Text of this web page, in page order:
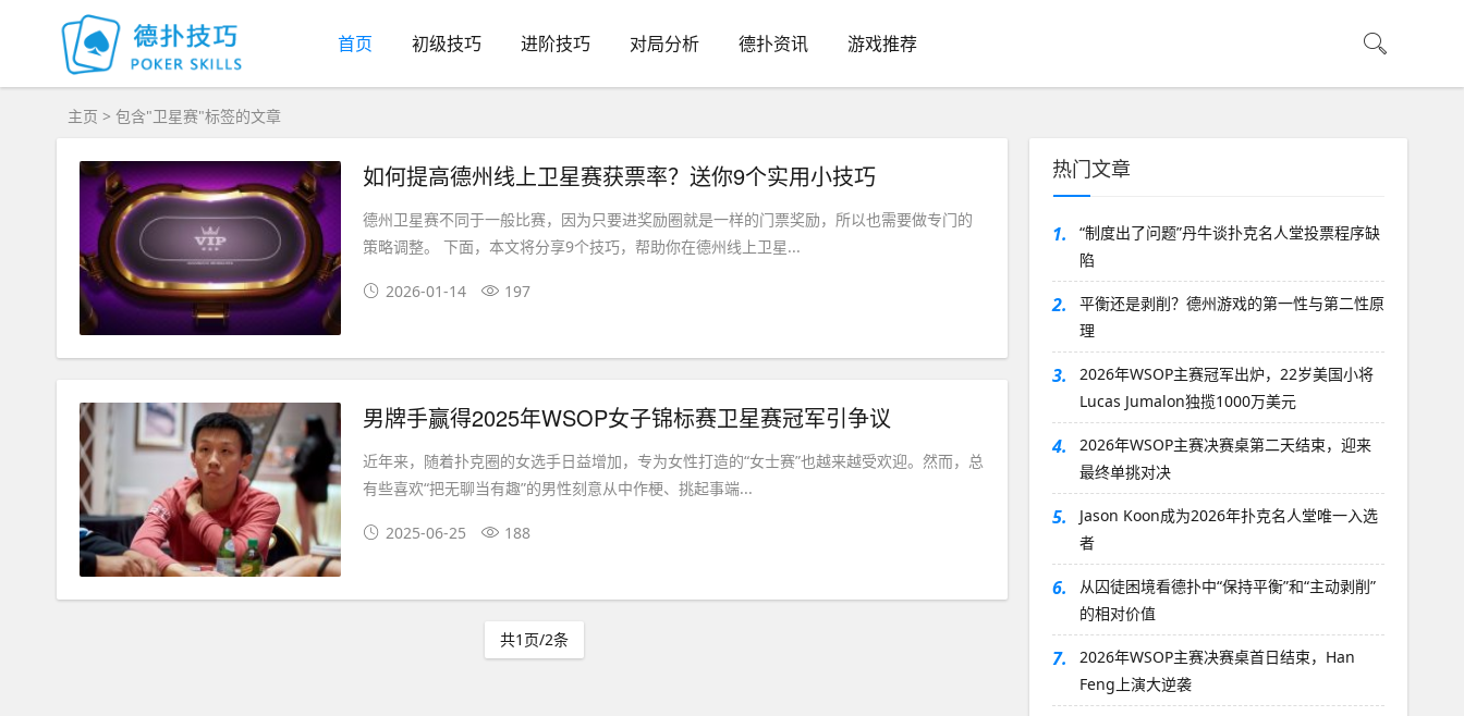
首页 初级技巧 进阶技巧 对局分析 德扑资讯 游戏推荐
主页 > 包含"卫星赛"标签的文章
如何提高德州线上卫星赛获票率？送你9个实用小技巧
德州卫星赛不同于一般比赛，因为只要进奖励圈就是一样的门票奖励，所以也需要做专门的
策略调整。 下面，本文将分享9个技巧，帮助你在德州线上卫星...
2026-01-14 197
男牌手赢得2025年WSOP女子锦标赛卫星赛冠军引争议
近年来，随着扑克圈的女选手日益增加，专为女性打造的“女士赛”也越来越受欢迎。然而，总
有些喜欢“把无聊当有趣”的男性刻意从中作梗、挑起事端...
2025-06-25 188
共1页/2条
热门文章
1.
“制度出了问题”丹牛谈扑克名人堂投票程序缺
陷
2.
平衡还是剥削？德州游戏的第一性与第二性原
理
3.
2026年WSOP主赛冠军出炉，22岁美国小将
Lucas Jumalon独揽1000万美元
4.
2026年WSOP主赛决赛桌第二天结束，迎来
最终单挑对决
5.
Jason Koon成为2026年扑克名人堂唯一入选
者
6.
从囚徒困境看德扑中“保持平衡”和“主动剥削”
的相对价值
7.
2026年WSOP主赛决赛桌首日结束，Han
Feng上演大逆袭